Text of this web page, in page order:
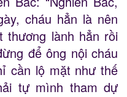
cháu hẳn là nên
thương lành hẳn rồi
để ông nội cháu
cần lộ mặt như thế
tự mình tham dự